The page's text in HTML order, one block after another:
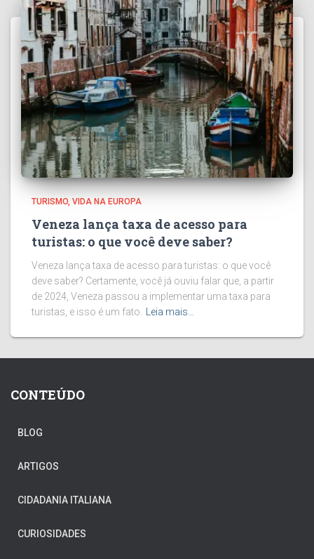
TURISMO VIDA NA EUROPA
Veneza lança taxa de acesso para
turistas: o que você deve saber?
Veneza lança taxa de acesso para turistas: o que você
deve saber? Certamente, você já ouviu falar que, a partir
de 2024, Veneza passou a implementar uma taxa para
turistas, e isso é um fato.
Leia mais…
CONTEÚDO
BLOG
ARTIGOS
CIDADANIA ITALIANA
CURIOSIDADES